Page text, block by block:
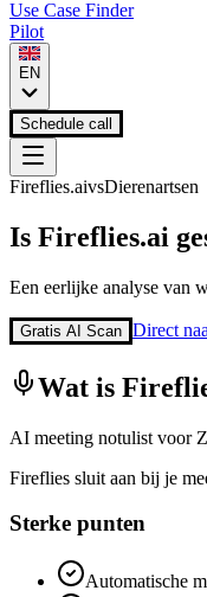
Use Case Finder
Pilot
EN
Schedule call
Fireflies.aivsDierenartsen
Is Fireflies.ai
Een eerlijke analyse van
Gratis AI Scan Direct
Wat is
AI meeting notulist voor
Fireflies sluit aan bij je
Sterke punten
Automatische